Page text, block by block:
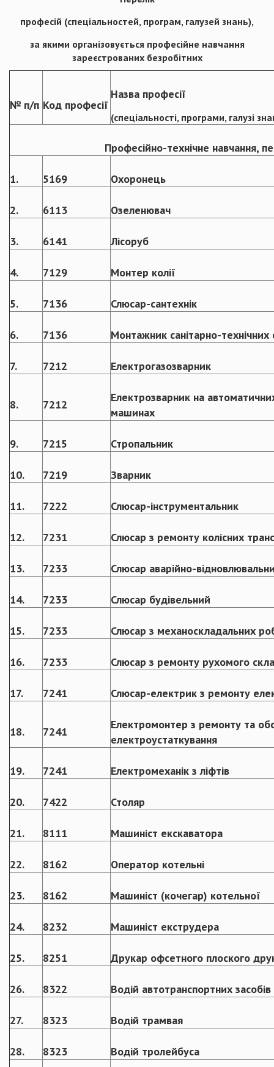
професій (спеціальностей, програм, галузей знань),
за якими організовується професійне навчання
зареєстрованих безробітних
№ п/п Код професії
Назва професії
(спеціальності, програми, галузі
Професійно-технічне навчання,
1. 5169 Охоронець
2. 6113 Озеленювач
3. 6141 Лісоруб
4. 7129 Монтер колії
5. 7136 Слюсар-сантехнік
6. 7136 Монтажник санітарно-технічних
7. 7212 Електрогазозварник
8. 7212
Електрозварник на
машинах
9. 7215 Стропальник
10. 7219 Зварник
11. 7222 Слюсар-інструментальник
12. 7231 Слюсар з ремонту колісних
13. 7233 Слюсар аварійно-
14. 7233 Слюсар будівельний
15. 7233 Слюсар з механоскладальних
16. 7233 Слюсар з ремонту рухомого
17. 7241 Слюсар-електрик з ремонту
18. 7241
Електромонтер з ремонту та
електроустаткування
19. 7241 Електромеханік з ліфтів
20. 7422 Столяр
21. 8111 Машиніст екскаватора
22. 8162 Оператор котельні
23. 8162 Машиніст (кочегар) котельної
24. 8232 Машиніст екструдера
25. 8251 Друкар офсетного плоского
26. 8322 Водій автотранспортних засобів
27. 8323 Водій трамвая
28. 8323 Водій тролейбуса